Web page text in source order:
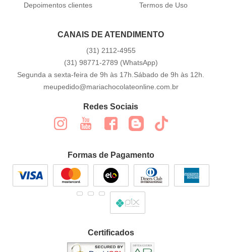
Depoimentos clientes
Termos de Uso
CANAIS DE ATENDIMENTO
(31) 2112-4955
(31) 98771-2789 (WhatsApp)
Segunda a sexta-feira de 9h às 17h.Sábado de 9h às 12h.
meupedido@mariachocolateonline.com.br
Redes Sociais
Formas de Pagamento
Certificados